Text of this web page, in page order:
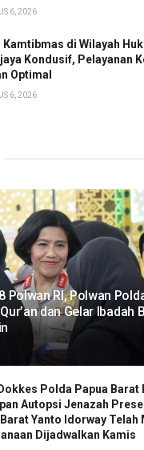
6, 2026
Kamtibmas di Wilayah
Kondusif, Pelayanan
Optimal
6, 2026
Polwan RI, Polwan
dan Gelar Ibadah
Polda Papua Barat
Autopsi Jenazah
Barat Yanto Idorway Telah
Dijadwalkan Kamis